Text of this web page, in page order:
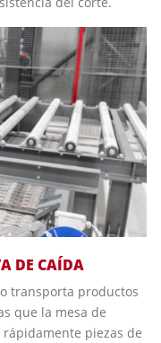
DE CAÍDA
transporta productos
que la mesa de
piezas de